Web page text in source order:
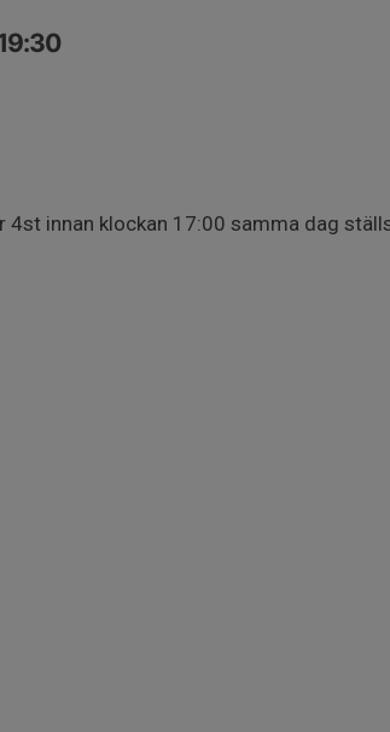
4st innan klockan 17:00 samma dag